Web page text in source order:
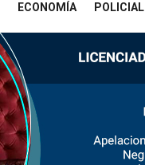
ECONOMÍA POLICIAL